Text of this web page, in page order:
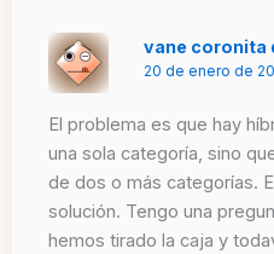
vane coronita
20 de enero de
El problema es que hay
una sola categoría, sino
de dos o más categorías.
solución. Tengo una
hemos tirado la caja y